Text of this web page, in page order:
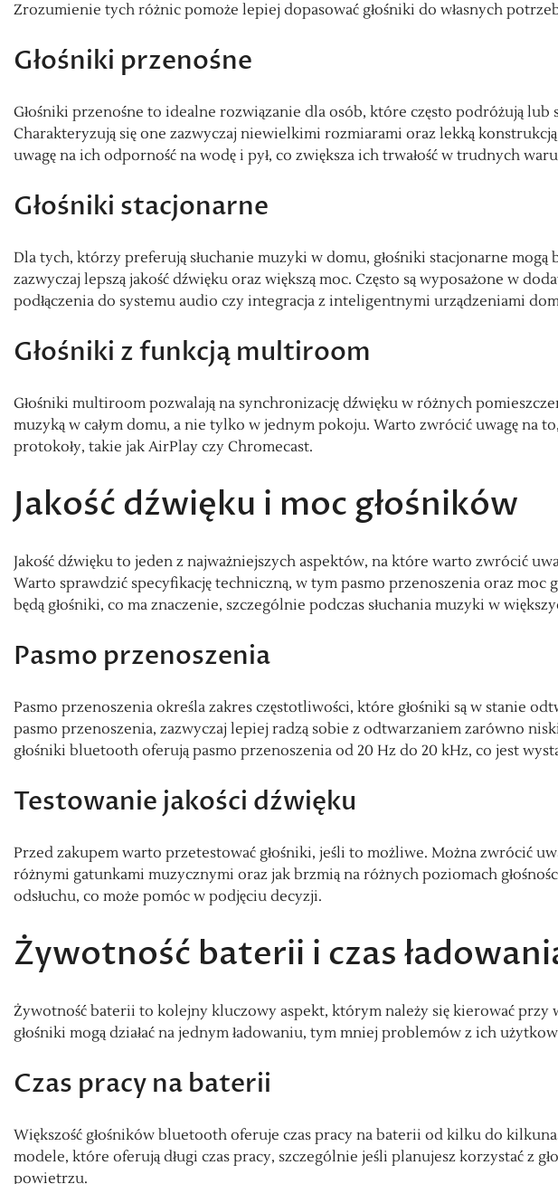
Zrozumienie tych różnic pomoże lepiej dopasować głośniki do własnych
Głośniki przenośne
Głośniki przenośne to idealne rozwiązanie dla osób, które często podróżują lub
Charakteryzują się one zazwyczaj niewielkimi rozmiarami oraz lekką
uwagę na ich odporność na wodę i pył, co zwiększa ich trwałość w trudnych
Głośniki stacjonarne
Dla tych, którzy preferują słuchanie muzyki w domu, głośniki stacjonarne
zazwyczaj lepszą jakość dźwięku oraz większą moc. Często są wyposażone w
podłączenia do systemu audio czy integracja z inteligentnymi urządzeniami
Głośniki z funkcją multiroom
Głośniki multiroom pozwalają na synchronizację dźwięku w różnych
muzyką w całym domu, a nie tylko w jednym pokoju. Warto zwrócić uwagę na
protokoły, takie jak AirPlay czy Chromecast.
Jakość dźwięku i moc głośników
Jakość dźwięku to jeden z najważniejszych aspektów, na które warto zwrócić
Warto sprawdzić specyfikację techniczną, w tym pasmo przenoszenia oraz moc
będą głośniki, co ma znaczenie, szczególnie podczas słuchania muzyki w
Pasmo przenoszenia
Pasmo przenoszenia określa zakres częstotliwości, które głośniki są w stanie
pasmo przenoszenia, zazwyczaj lepiej radzą sobie z odtwarzaniem zarówno
głośniki bluetooth oferują pasmo przenoszenia od 20 Hz do 20 kHz, co jest
Testowanie jakości dźwięku
Przed zakupem warto przetestować głośniki, jeśli to możliwe. Można zwrócić
różnymi gatunkami muzycznymi oraz jak brzmią na różnych poziomach
odsłuchu, co może pomóc w podjęciu decyzji.
Żywotność baterii i czas
Żywotność baterii to kolejny kluczowy aspekt, którym należy się kierować przy
głośniki mogą działać na jednym ładowaniu, tym mniej problemów z ich
Czas pracy na baterii
Większość głośników bluetooth oferuje czas pracy na baterii od kilku do
modele, które oferują długi czas pracy, szczególnie jeśli planujesz korzystać z
powietrzu.